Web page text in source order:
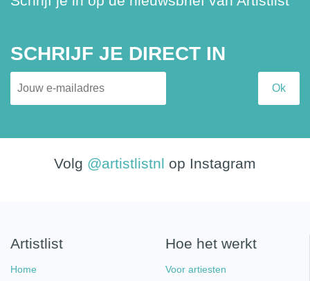
SCHRIJF JE DIRECT IN
Volg @artistlistnl op Instagram
Artistlist
Home
Hoe het werkt
Voor artiesten